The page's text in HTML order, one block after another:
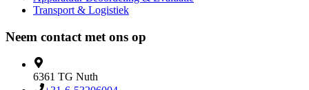
Transport & Logistiek
Neem contact met ons op
6361 TG Nuth